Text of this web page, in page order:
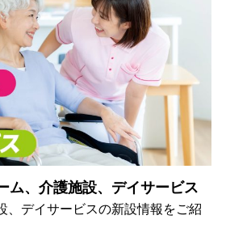
ム、介護施設、デイサービス
、デイサービスの新設情報をご紹